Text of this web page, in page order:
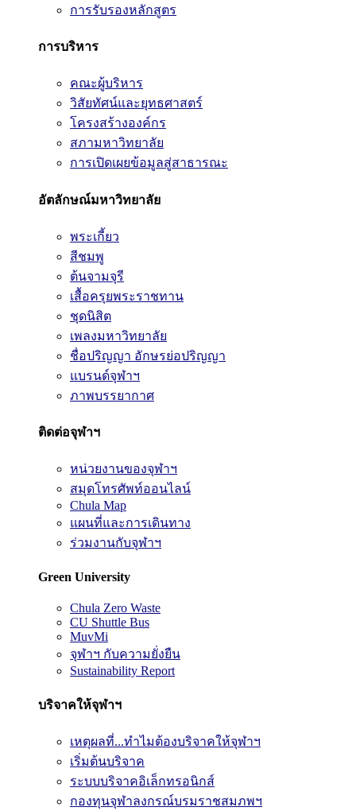
การรับรองหลักสูตร
การบริหาร
คณะผู้บริหาร
วิสัยทัศน์และยุทธศาสตร์
โครงสร้างองค์กร
สภามหาวิทยาลัย
การเปิดเผยข้อมูลสู่สาธารณะ
อัตลักษณ์มหาวิทยาลัย
พระเกี้ยว
สีชมพู
ต้นจามจุรี
เสื้อครุยพระราชทาน
ชุดนิสิต
เพลงมหาวิทยาลัย
ชื่อปริญญา อักษรย่อปริญญา
แบรนด์จุฬาฯ
ภาพบรรยากาศ
ติดต่อจุฬาฯ
หน่วยงานของจุฬาฯ
สมุดโทรศัพท์ออนไลน์
Chula Map
แผนที่และการเดินทาง
ร่วมงานกับจุฬาฯ
Green University
Chula Zero Waste
CU Shuttle Bus
MuvMi
จุฬาฯ กับความยั่งยืน
Sustainability Report
บริจาคให้จุฬาฯ
เหตุผลที่...ทำไมต้องบริจาคให้จุฬาฯ
เริ่มต้นบริจาค
ระบบบริจาคอิเล็กทรอนิกส์
กองทุนจุฬาลงกรณ์บรมราชสมภพฯ